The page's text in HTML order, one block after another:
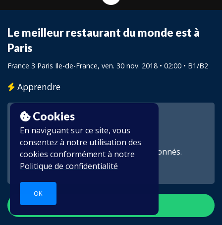
Cookies
En naviguant sur ce site, vous
consentez à notre utilisation des
cookies conformément à notre
Politique de confidentialité
OK
Le meilleur restaurant du monde est à
Paris
France 3 Paris Ile-de-France, ven. 30 nov. 2018 • 02:00 • B1/B2
Apprendre
Cette vidéo est réservée aux abonnés.